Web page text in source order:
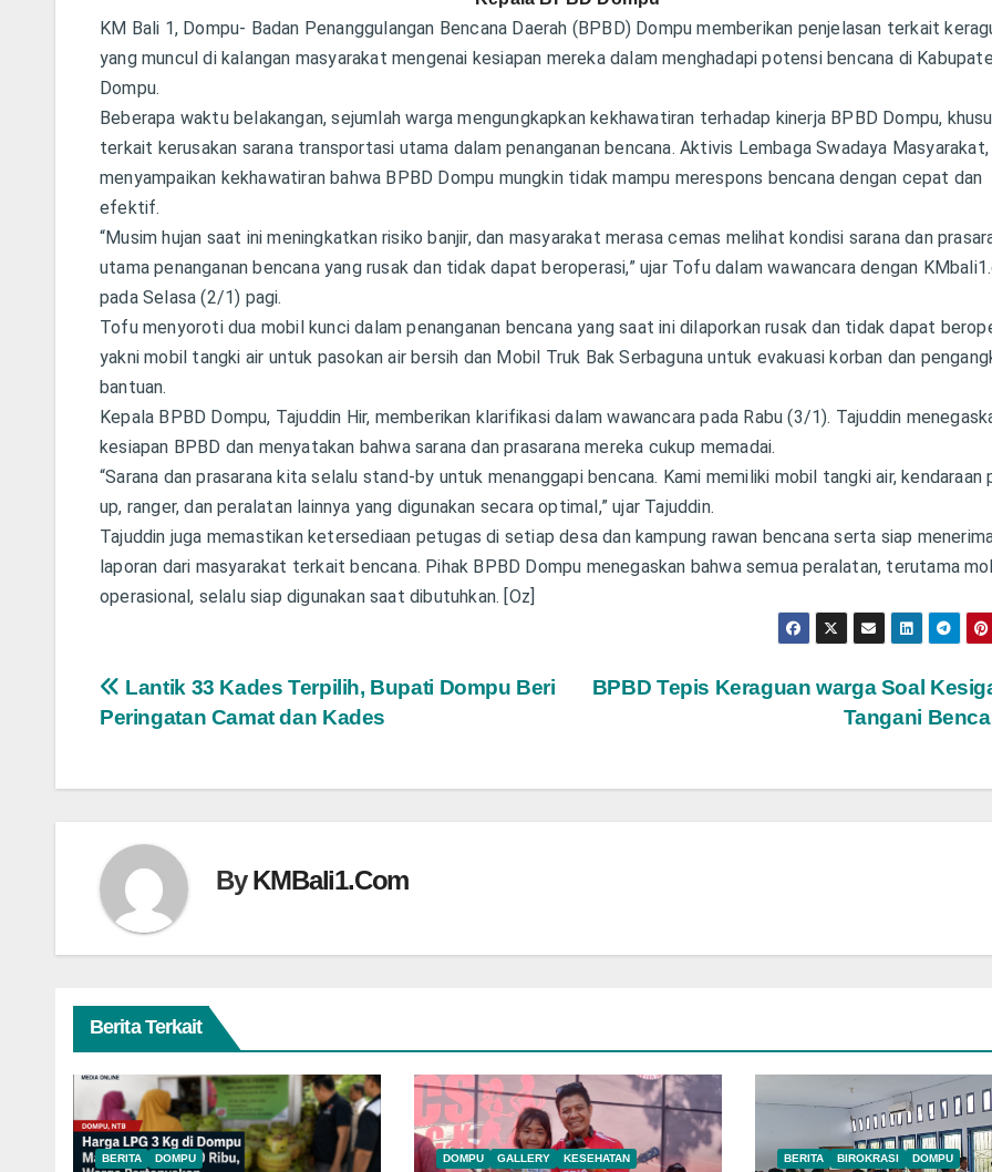
KM Bali 1, Dompu- Badan Penanggulangan Bencana Daerah (BPBD) Dompu memberikan penjelasan terkait
yang muncul di kalangan masyarakat mengenai kesiapan mereka dalam menghadapi potensi bencana di
Dompu.
Beberapa waktu belakangan, sejumlah warga mengungkapkan kekhawatiran terhadap kinerja BPBD Dompu,
terkait kerusakan sarana transportasi utama dalam penanganan bencana. Aktivis Lembaga Swadaya
menyampaikan kekhawatiran bahwa BPBD Dompu mungkin tidak mampu merespons bencana dengan cepat dan
efektif.
“Musim hujan saat ini meningkatkan risiko banjir, dan masyarakat merasa cemas melihat kondisi sarana dan
utama penanganan bencana yang rusak dan tidak dapat beroperasi,” ujar Tofu dalam wawancara dengan
pada Selasa (2/1) pagi.
Tofu menyoroti dua mobil kunci dalam penanganan bencana yang saat ini dilaporkan rusak dan tidak dapat
yakni mobil tangki air untuk pasokan air bersih dan Mobil Truk Bak Serbaguna untuk evakuasi korban dan
bantuan.
Kepala BPBD Dompu, Tajuddin Hir, memberikan klarifikasi dalam wawancara pada Rabu (3/1). Tajuddin
kesiapan BPBD dan menyatakan bahwa sarana dan prasarana mereka cukup memadai.
“Sarana dan prasarana kita selalu stand-by untuk menanggapi bencana. Kami memiliki mobil tangki air, kendaraan
up, ranger, dan peralatan lainnya yang digunakan secara optimal,” ujar Tajuddin.
Tajuddin juga memastikan ketersediaan petugas di setiap desa dan kampung rawan bencana serta siap
laporan dari masyarakat terkait bencana. Pihak BPBD Dompu menegaskan bahwa semua peralatan, terutama
operasional, selalu siap digunakan saat dibutuhkan. [Oz]
Navigasi
pos
BPBD Tepis Keraguan warga Soal
Tangani
Lantik 33 Kades Terpilih, Bupati Dompu Beri
Peringatan Camat dan Kades
ByKMBali1.Com
Berita Terkait
BERITA DOMPU DOMPU GALLERY KESEHATAN BERITA BIROKRASI DOMPU